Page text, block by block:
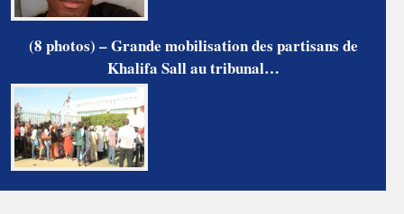
(8 photos) – Grande mobilisation des partisans de
Khalifa Sall au tribunal…